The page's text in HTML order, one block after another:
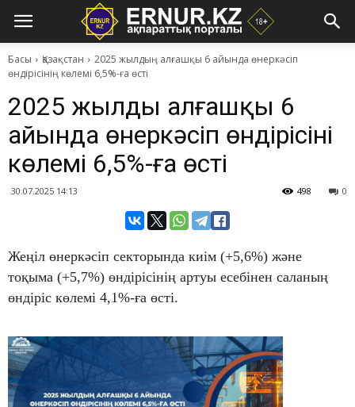
Басы Қазақстан
2025 жылдың алғашқы 6 айында өнеркәсіп
өндірісінің көлемі 6,5%-ға өсті
2025 жылдың алғашқы 6
айында өнеркәсіп өндірісінің
көлемі 6,5%-ға өсті
30.07.2025 14:13 0
498
Жеңіл өнеркәсіп секторында киім (+5,6%) және
тоқыма (+5,7%) өндірісінің артуы есебінен саланың
өндіріс көлемі 4,1%-ға өсті.